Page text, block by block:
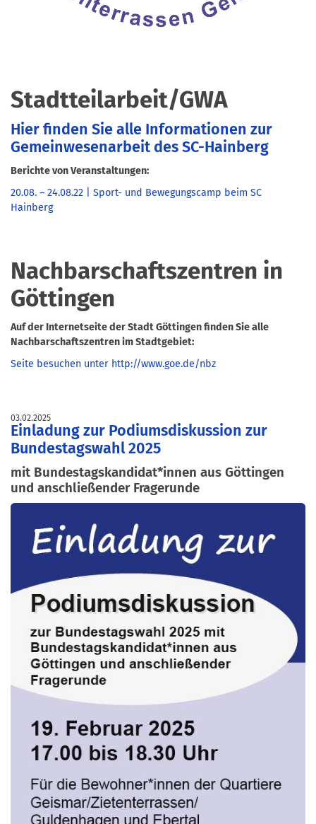
Stadtteilarbeit/GWA
Hier finden Sie alle Informationen zur
Gemeinwesenarbeit des SC-Hainberg
Berichte von Veranstaltungen:
20.08. – 24.08.22 | Sport- und Bewegungscamp beim SC
Hainberg
Nachbarschaftszentren in
Göttingen
Auf der Internetseite der Stadt Göttingen finden Sie alle
Nachbarschaftszentren im Stadtgebiet:
Seite besuchen unter http://www.goe.de/nbz
03.02.2025
Einladung zur Podiumsdiskussion zur
Bundestagswahl 2025
mit Bundestagskandidat*innen aus Göttingen
und anschließender Fragerunde